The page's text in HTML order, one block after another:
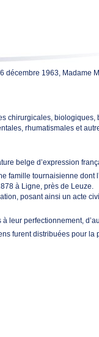
1963,
chirurgicales,
rhumatismales et
belge d’expression
famille tournaisienne
à Ligne, près de Leuze.
posant ainsi un acte
leur perfectionnement,
furent distribuées pour